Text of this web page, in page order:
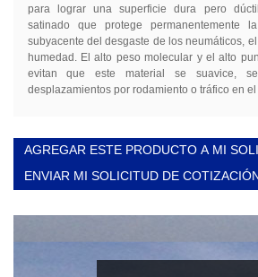
para lograr unasuperficie dura pero
satinado que
protege permanentemente
subyacente del desgaste de los neumáticos,
humedad . El alto peso molecular yel alto
evitan que este material se suavice,
desplazamientos por rodamiento o tráfico en el
AGREGAR ESTE PRODUCTO A MI
ENVIAR MI SOLICITUD DE